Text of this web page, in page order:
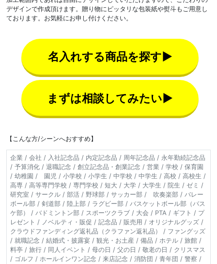
デザインで作成頂けます。贈り物にピッタリな包装紙や熨斗もご用意し
ております。お気軽にお申し付けください。
名入れする商品を探す▶
まずは相談してみたい▶
【こんな方/シーンへおすすめ】
企業 / 会社 / 入社記念品 / 内定記念品 / 周年記念品 / 永年勤続記念品
/ 予算消化 / 退職記念 / 創立記念品・創業記念 / 営業 / 学校 / 保育園
/ 幼稚園 / 園児 / 小学校 / 小学生 / 中学校 / 中学生 / 高校 / 高校生 /
高専 / 高等専門学校 / 専門学校 / 短大 / 大学 / 大学生 / 院生 / ゼミ /
研究室 / サークル / 部活 / 野球部 / サッカー部 / 吹奏楽部 / バレー
ボール部 / 剣道部 / 陸上部 / ラグビー部 / バスケットボール部（バス
ケ部） / バドミントン部 / スポーツクラブ / 大会 / PTA / ギフト / プ
レゼント / ノベルティ・販促 / 記念品 / 販売用 / オリジナルグッズ /
クラウドファンディング返礼品（クラファン返礼品） / ファングッズ
/ 就職記念 / 結婚式・披露宴 / 観光・お土産 / 備品 / ホテル / 旅館 /
料亭 / 旅行 / 同人イベント / 母の日 / 父の日 / 敬老の日 / クリスマス
/ ゴルフ / ホールインワン記念 / 来店記念 / 消防団 / 青年団 / 警察 /